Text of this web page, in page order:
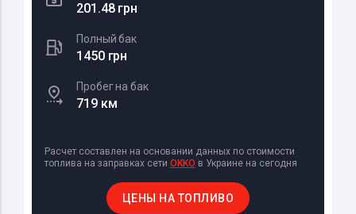
201.48 грн
Полный бак
1450 грн
Пробег на бак
719 км
Расчет составлен на основании данных по стоимости
топлива на заправках сети OKKO в Украине на сегодня
ЦЕНЫ НА ТОПЛИВО